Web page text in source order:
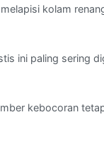
kolam
ini paling sering
kebocoran